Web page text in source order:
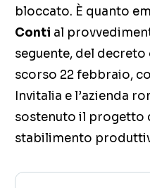
bloccato. È quanto
Conti al
seguente, del
scorso 22 febbraio,
Invitalia e l’azienda
sostenuto il progetto
stabilimento